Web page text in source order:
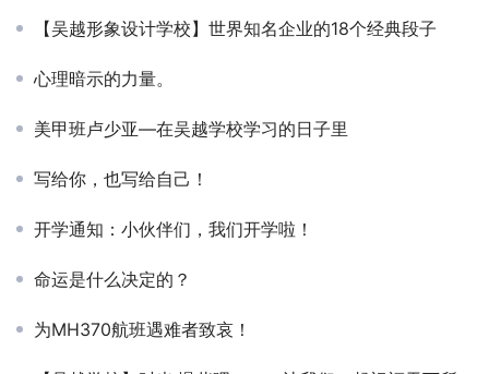
【吴越形象设计学校】世界知名企业的18个经典段子
心理暗示的力量。
美甲班卢少亚—在吴越学校学习的日子里
写给你，也写给自己！
开学通知：小伙伴们，我们开学啦！
命运是什么决定的？
为MH370航班遇难者致哀！